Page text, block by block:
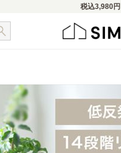
税込3,980円